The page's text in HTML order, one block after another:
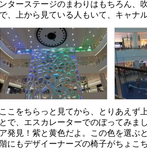
ンターステージのまわりはもちろん、
で、上から見ている人もいて、キャナ
ここをちらっと見てから、とりあえず
とで、エスカレーターでのぼってみま
ア発見！紫と黄色だよ。この色を選ぶ
階にもデザイーナーズの椅子がちょこ